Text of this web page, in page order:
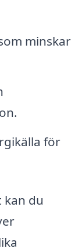
minskar
för
kan du